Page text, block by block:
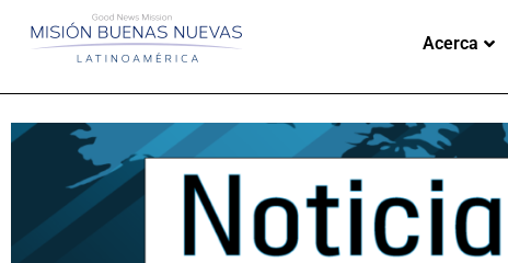
Acerca